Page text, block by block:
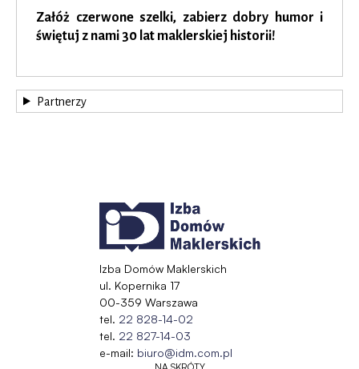
Załóż czerwone szelki, zabierz dobry humor i
świętuj z nami 30 lat maklerskiej historii!
Partnerzy
Izba Domów Maklerskich
ul. Kopernika 17
00-359 Warszawa
tel. 22 828-14-02
tel. 22 827-14-03
e-mail: biuro@idm.com.pl